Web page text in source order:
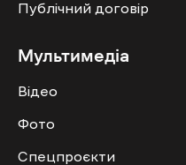
Публічний договір
Мультимедіа
Відео
Фото
Спецпроєкти